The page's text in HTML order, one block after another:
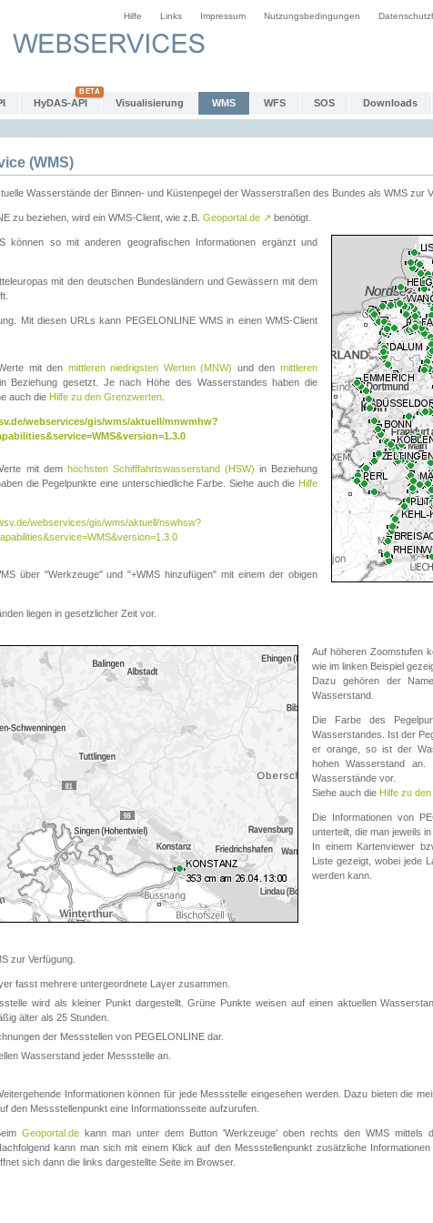
Hilfe Links Impressum Nutzungsbedingungen
HyDAS-API Visualisierung WMS WFS SOS Downloads
(WMS)
Wasserstände der Binnen- und Küstenpegel der Wasserstraßen des Bundes als WMS zur
zu beziehen, wird ein WMS-Client, wie z.B. Geoportal.de ↗ benötigt.
können so mit anderen geografischen Informationen ergänzt und
mit den deutschen Bundesländern und Gewässern mit dem
Mit diesen URLs kann PEGELONLINE WMS in einen WMS-Client
mit den mittleren niedrigsten Werten (MNW) und denmittleren
Beziehung gesetzt. Je nach Höhe des Wasserstandes haben die
auch die Hilfe zu den Grenzwerten
webservices/gis/wms/aktuell/mnwmhw?
mit dem höchsten Schifffahrtswasserstand (HSW) in Beziehung
die Pegelpunkte eine unterschiedliche Farbe. Siehe auch die Hilfe
webservices/gis/wms/aktuell/nswhsw?
über "Werkzeuge" und "+WMS hinzufügen" mit einem der obigen
liegen in gesetzlicher Zeit vor.
Auf höheren Zoomstufen
wie im linken Beispiel
Dazu gehören der
Wasserstand.
Die Farbe des
Wasserstandes. Ist der
er orange, so ist der
hohen Wasserstand
Wasserstände vor.
Siehe auch die Hilfe zu
Die Informationen von
unterteilt, die man jeweils
In einem Kartenviewer
Liste gezeigt, wobei jede
werden kann.
zur Verfügung.
fasst mehrere untergeordnete Layer zusammen.
wird als kleiner Punkt dargestellt. Grüne Punkte weisen auf einen aktuellen
älter als 25 Stunden.
der Messstellen von PEGELONLINE dar.
Wasserstand jeder Messstelle an.
Informationen können für jede Messstelle eingesehen werden. Dazu bieten die
den Messstellenpunkt eine Informationsseite aufzurufen.
Geoportal.de kann man unter dem Button 'Werkzeuge' oben rechts den WMS mittels
kann man sich mit einem Klick auf den Messstellenpunkt zusätzliche Informationen
sich dann die links dargestellte Seite im Browser.